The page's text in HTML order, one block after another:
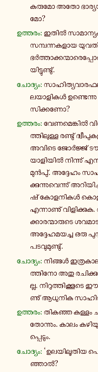
ക­രു­മോ അതോ
മോ?
ഉ­ത്ത­രം: ഇതിൽ
സ­മ്പ­ന്ന­ക­ളാ­യ
യി­ട്ടു­ണ്ടു്.
ചോ­ദ്യം:
ല­യാ­ളി­കൾ
സി­ക്ക­ണോ?
ഉ­ത്ത­രം: വേ­ണ­മെ­ങ്കിൽ
ത്തി­ലു­ള്ള ര­ണ്ടു്
അവിടെ ജോർ­ജ്ജ്
യാ­ളി­യിൽ നി­ന്നു്
മുൻ­പു്. അ­ദ്ദേ­ഹം
ക്കു­ന്നു­വെ­ന്നു്
ഷ് കോ­ള­നി­കൾ
എ­ന്നാ­ണു്
ക്കാ­ര­ന്മാ­രു­ടെ
അ­ദ്ദേ­ഹ­മ­യ­ച്ച ഒരു
പ­ട­വു­മു­ണ്ടു്.
ചോ­ദ്യം: നി­ങ്ങൾ
ത്തി­നോ അതു
ല്ല. നി­റു­ത്തി­ക്കൂ­ടെ
ണു് ആ­ധു­നി­ക
ഉ­ത്ത­രം: തി­ക­ഞ്ഞ കള്ളം
തോ­ന്നും. കാലം
പ്പെ­ടും.
ചോ­ദ്യം: ‘ഉ­ല­യി­ലൂ­തി­യ
ഞ്ഞാൽ?